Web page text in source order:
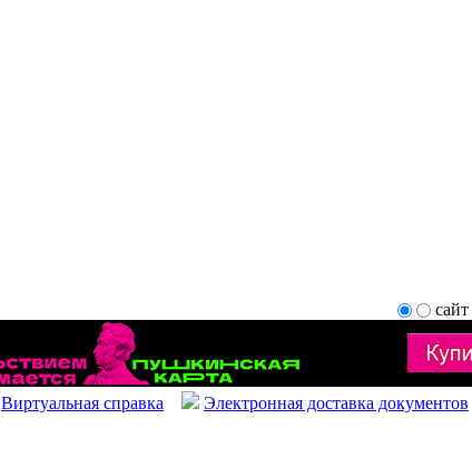
сайт
Виртуальная справка
Электронная доставка документов